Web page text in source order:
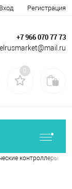
Вход Регистрация
+7 966 070 77 73
0
контроллеры